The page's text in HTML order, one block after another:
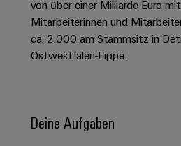
Energieübertragung
und
-
Sicherheit
für
Schaltschrank-
und
Feldebene
Smart
Systemverkabelung
&
Migrationslösungen
Verteilerboxen
Connectivity
Consulting
Weidmüller
News
Messen
Newsletter
Kundenservice
Compliance
Weidmüller
Welt
|
Offene
Stellen
für
Für
von über einer Milliarde Euro
Mitarbeiterinnen und
ca. 2.000 am Stammsitz in
Ostwestfalen-Lippe.
Deine Aufgaben